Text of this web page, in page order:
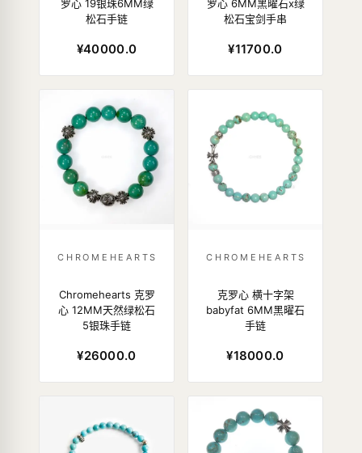
罗心 19银珠6MM绿
松石手链
¥40000.0
罗心 6MM黑曜石x绿
松石宝剑手串
¥11700.0
CHROMEHEARTS
Chromehearts 克罗
心 12MM天然绿松石
5银珠手链
¥26000.0
CHROMEHEARTS
克罗心 横十字架
babyfat 6MM黑曜石
手链
¥18000.0